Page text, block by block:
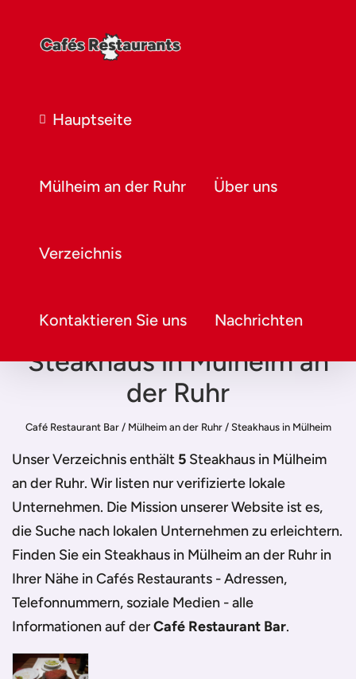
Hauptseite
Mülheim an der Ruhr Über uns
Verzeichnis
Kontaktieren Sie uns Nachrichten
Steakhaus in Mülheim an
der Ruhr
Café Restaurant Bar/ Mülheim an der Ruhr/ Steakhaus in Mülheim
Unser Verzeichnis enthält 5 Steakhaus in Mülheim
an der Ruhr. Wir listen nur verifizierte lokale
Unternehmen. Die Mission unserer Website ist es,
die Suche nach lokalen Unternehmen zu erleichtern.
Finden Sie ein Steakhaus in Mülheim an der Ruhr in
Ihrer Nähe in Cafés Restaurants - Adressen,
Telefonnummern, soziale Medien - alle
Informationen auf derCafé Restaurant Bar.